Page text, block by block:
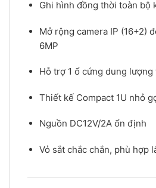
Ghi hình đồng thời toàn bộ
Mở rộng camera IP (16+2)
6MP
Hỗ trợ 1 ổ cứng dung lượng
Thiết kế Compact 1U nhỏ
Nguồn DC12V/2A ổn định
Vỏ sắt chắc chắn, phù hợp